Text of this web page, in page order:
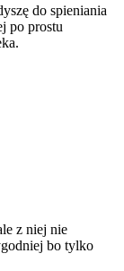
do spieniania
po prostu
z niej nie
bo tylko